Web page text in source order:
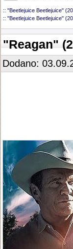
:: "Beetlejuice Beetlejuice"
:: "Beetlejuice Beetlejuice"
"Reagan"
Dodano: